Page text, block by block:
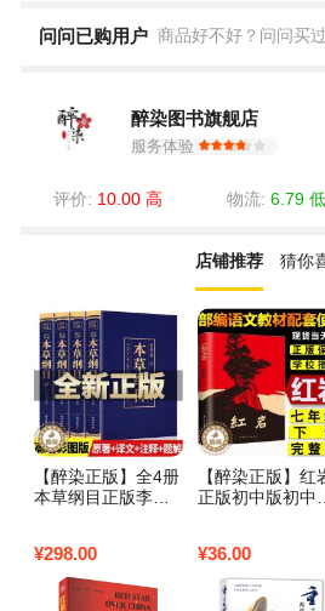
问问已购用户 商品好不好？问问买
醉染图书旗舰店
服务体验
评价: 10.00 高 物流: 6.79 低
店铺推荐 猜你
【醉染正版】全4册
本草纲目正版李时
国药学巨著古典百
科全书养生书籍中
医正版中草药大全
¥298.00
【醉染正版】红
正版初中版初中生
红岩书正版原版罗
广斌杨益言原著红
颜在烈火中红小著
¥36.00